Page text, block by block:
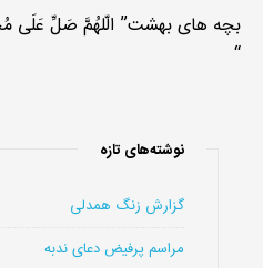
بچه های بهشت” الّلهُمَّ صَلِّ عَلَی
“
نوشته‌های تازه
گزارش زنگ همدلی
مراسم پرفیض دعای ندبه